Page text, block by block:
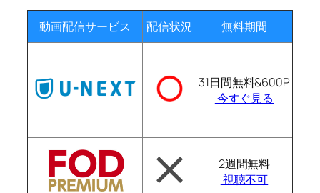
動画配信サービス 配信状況 無料期間
31日間無料&600P
今すぐ見る
2週間無料
視聴不可